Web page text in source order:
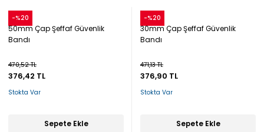
-%20
Snow
50mm Çap Şeffaf Güvenlik
Bandı
470,52 TL
376,42 TL
Stokta Var
Sepete Ekle
-%20
Snow
30mm Çap Şeffaf Güvenlik
Bandı
471,13 TL
376,90 TL
Stokta Var
Sepete Ekle